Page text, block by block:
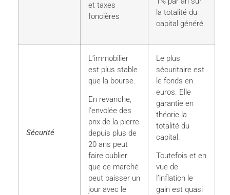
et taxes
foncières
la totalité du
capital généré
Sécurité
L’immobilier
est plus stable
que la bourse.
En revanche,
l’envolée des
prix de la pierre
depuis plus de
20 ans peut
faire oublier
que ce marché
peut baisser un
jour avec le
Le plus
sécuritaire est
le fonds en
euros. Elle
garantie en
théorie la
totalité du
capital.
Toutefois et en
vue de
l’inflation le
gain est quasi